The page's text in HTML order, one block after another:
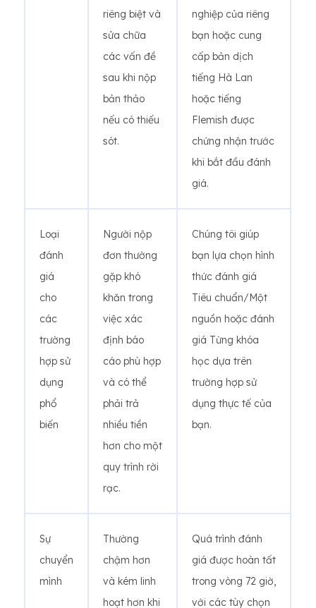
riêng biệt và
sửa chữa
các vấn đề
sau khi nộp
bản thảo
nếu có thiếu
sót.
nghiệp của riêng
bạn hoặc cung
cấp bản dịch
tiếng Hà Lan
hoặc tiếng
Flemish được
chứng nhận trước
khi bắt đầu đánh
giá.
Loại
đánh
giá
cho
các
trường
hợp sử
dụng
phổ
biến
Người nộp
đơn thường
gặp khó
khăn trong
việc xác
định báo
cáo phù hợp
và có thể
phải trả
nhiều tiền
hơn cho một
quy trình rời
rạc.
Chúng tôi giúp
bạn lựa chọn hình
thức đánh giá
Tiêu chuẩn/Một
nguồn hoặc đánh
giá Từng khóa
học dựa trên
trường hợp sử
dụng thực tế của
bạn.
Sự
chuyển
mình
Thường
chậm hơn
và kém linh
hoạt hơn khi
Quá trình đánh
giá được hoàn tất
trong vòng 72 giờ,
với các tùy chọn